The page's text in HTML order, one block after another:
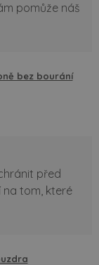
pomůže náš
bez bourání
před
na tom, které